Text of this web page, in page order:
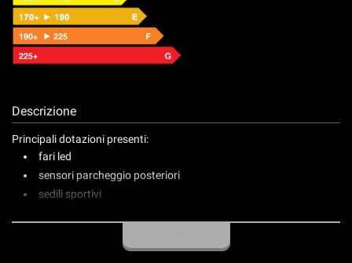
Descrizione
Principali dotazioni presenti:
fari led
sensori parcheggio posteriori
sedili sportivi